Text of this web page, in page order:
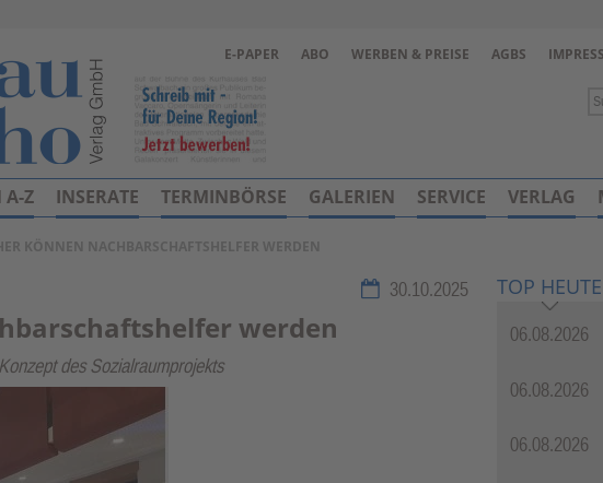
E-PAPER ABO WERBEN & PREISE AGBS
KÖNNEN NACHBARSCHAFTSHELFER WERDEN
30.10.2025
werden
des Sozialraumprojekts
TOP HEUTE
06.08.2026
06.08.2026
06.08.2026
A-Z INSERATE TERMINBÖRSE GALERIEN SERVICE VERLAG